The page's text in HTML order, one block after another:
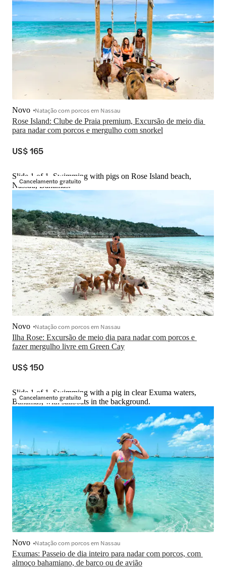
Rose Island: Clube de Praia premium, Excursão de meio dia
para nadar com porcos e mergulho com snorkel
Novo Natação com porcos em Nassau
US$ 165
Cancelamento gratuito
Slide 1 of 1, Swimming with pigs on Rose Island beach,
Nassau, Bahamas.
Ilha Rose: Excursão de meio dia para nadar com porcos e
fazer mergulho livre em Green Cay
Novo Natação com porcos em Nassau
US$ 150
Cancelamento gratuito
Slide 1 of 1, Swimming with a pig in clear Exuma waters,
Bahamas, with sailboats in the background.
Exumas: Passeio de dia inteiro para nadar com porcos, com
almoço bahamiano, de barco ou de avião
Novo Natação com porcos em Nassau